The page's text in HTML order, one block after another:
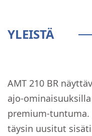
YLEISTÄ
AMT 210 BR
ajo-
premium-tuntuma.
täysin uusitut